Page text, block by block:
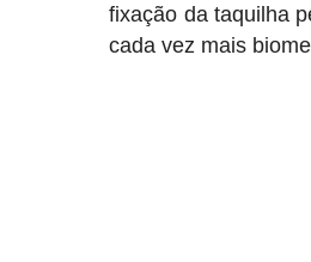
fixação da taquilha
cada vez mais